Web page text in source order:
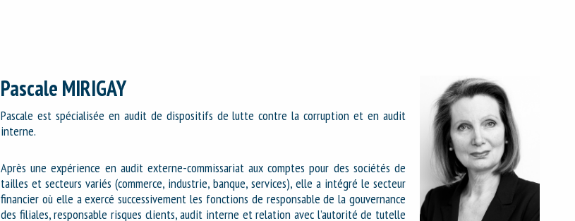
Pascale MIRIGAY
Pascale est spécialisée en audit de dispositifs de lutte contre la corruption et en audit
interne.
Après une expérience en audit externe-commissariat aux comptes pour des sociétés de
tailles et secteurs variés (commerce, industrie, banque, services), elle a intégré le secteur
financier où elle a exercé successivement les fonctions de responsable de la gouvernance
des filiales, responsable risques clients, audit interne et relation avec l’autorité de tutelle